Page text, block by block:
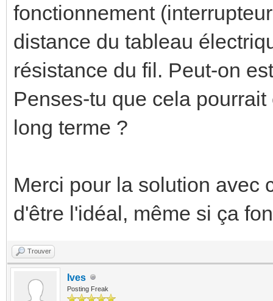
fonctionnement
distance du tableau
résistance du fil. Peut-on
Penses-tu que cela
long terme ?
Merci pour la solution avec
d'être l'idéal, même si ça
Trouver
Ives
Posting Freak